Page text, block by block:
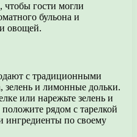
гости могли
бульона и
овощей.
с традиционными
зелень и лимонные дольки.
или нарежьте зелень и
рядом с тарелкой
ингредиенты по своему